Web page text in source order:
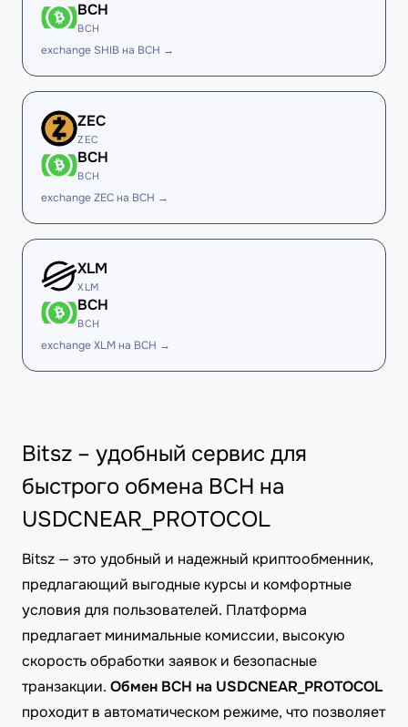
BCH
BCH
exchange SHIB на BCH →
ZEC
ZEC
BCH
BCH
exchange ZEC на BCH →
XLM
XLM
BCH
BCH
exchange XLM на BCH →
Bitsz – удобный сервис для
быстрого обмена BCH на
USDCNEAR_PROTOCOL
Bitsz — это удобный и надежный криптообменник,
предлагающий выгодные курсы и комфортные
условия для пользователей. Платформа
предлагает минимальные комиссии, высокую
скорость обработки заявок и безопасные
транзакции. Обмен BCH на USDCNEAR_PROTOCOL
проходит в автоматическом режиме, что позволяет